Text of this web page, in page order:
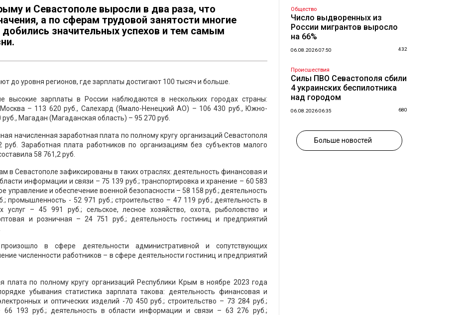
и Севастополе выросли в два раза, что
а по сферам трудовой занятости многие
значительных успехов и тем самым
до уровня регионов, где зарплаты достигают 100 тысяч и больше.
высокие зарплаты в России наблюдаются в нескольких городах страны:
– 113 620 руб., Салехард (Ямало-Ненецкий АО) – 106 430 руб., Южно-
Магадан (Магаданская область) – 95 270 руб.
начисленная заработная плата по полному кругу организаций Севастополя
Заработная плата работников по организациям без субъектов малого
58 761,2 руб.
в Севастополе зафиксированы в таких отраслях: деятельность финансовая и
информации и связи – 75 139 руб.; транспортировка и хранение – 60 583
управление и обеспечение военной безопасности – 58 158 руб.; деятельность
промышленность - 52 971 руб.; строительство – 47 119 руб.; деятельность в
услуг – 45 991 руб.; сельское, лесное хозяйство, охота, рыболовство и
и розничная – 24 751 руб.; деятельность гостиниц и предприятий
в сфере деятельности административной и сопутствующих
численности работников – в сфере деятельности гостиниц и предприятий
плата по полному кругу организаций Республики Крым в ноябре 2023 года
убывания статистика зарплата такова: деятельность финансовая и
и оптических изделий -70 450 руб.; строительство – 73 284 руб.;
193 руб.; деятельность в области информации и связи – 63 276 руб.;
Общество
Число выдворенных из
России мигрантов выросло
на 66%
06.08.2026 07:50 432
Происшествия
Силы ПВО Севастополя сбили
4 украинских беспилотника
над городом
06.08.2026 06:35 680
Больше новостей